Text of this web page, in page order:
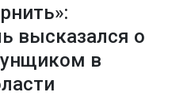
высказался о
в